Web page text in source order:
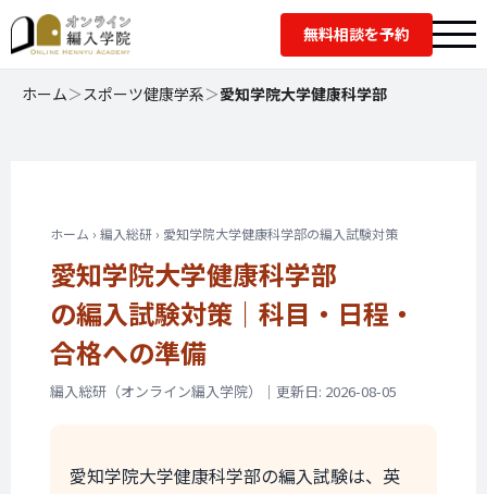
無料相談を予約
ホーム＞ スポーツ健康学系＞愛知学院大学健康科学部
ホーム › 編入総研 › 愛知学院大学健康科学部の編入試験対策
愛知学院大学健康科学部
の編入試験対策｜ 科目・日程・
合格への準備
編入総研（オンライン編入学院）｜更新日: 2026-08-05
愛知学院大学健康科学部の編入試験は、英